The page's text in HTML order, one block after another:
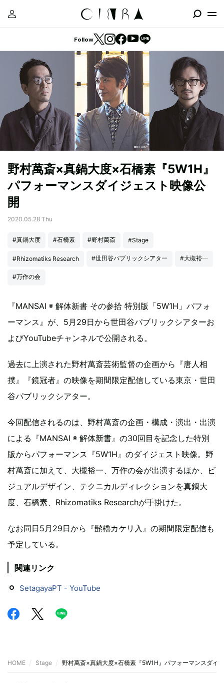
Follow
野村萬斎×真鍋大度×石橋素『5W1H』
パフォーマンスダイジェスト映像公
開
2020.05.28 Thu
#真鍋大度 #石橋素 #野村萬斎 #Stage
#Rhizomatiks Research #世田谷パブリックシアター #大槻裕一
#万作の会
『MANSAI ◉ 解体新書 その参拾 特別版「5W1H」パフォ
ーマンス』が、5月29日から世田谷パブリックシアターお
よびYouTubeチャンネルで公開される。
過去に上演された野村萬斎芸術監督の企画から『唐人相
撲』『鏡冠者』の映像を期間限定配信している東京・世田
谷パブリックシアター。
今回配信されるのは、野村萬斎の企画・構成・演出・出演
による『MANSAI ◉ 解体新書』の30回目を記念した特別
版からパフォーマンス『5W1H』のダイジェスト映像。野
村萬斎に加えて、大槻裕一、万作の会が出演するほか、ビ
ジュアルデザイン、テクニカルディレクションを真鍋大
度、石橋素、Rhizomatiks Researchが手掛けた。
なお同日5月29日から『髭櫓カケリ入』の期間限定配信も
予定している。
関連リンク
SetagayaPT - YouTube
HOME Stage 野村萬斎×真鍋大度×石橋素『5W1H』パフォーマンスダイ